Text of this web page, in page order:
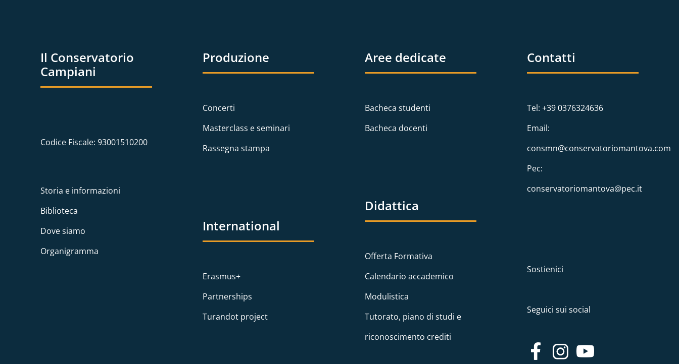
Il Conservatorio
Campiani
Codice Fiscale: 93001510200
Storia e informazioni
Biblioteca
Dove siamo
Organigramma
Produzione
Concerti
Masterclass e seminari
Rassegna stampa
International
Erasmus+
Partnerships
Turandot project
Aree dedicate
Bacheca studenti
Bacheca docenti
Didattica
Offerta Formativa
Calendario accademico
Modulistica
Tutorato, piano di studi e
riconoscimento crediti
Contatti
Tel: +39 0376324636
Email:
consmn@conservatoriomantova.com
Pec:
conservatoriomantova@pec.it
Sostienici
Seguici sui social